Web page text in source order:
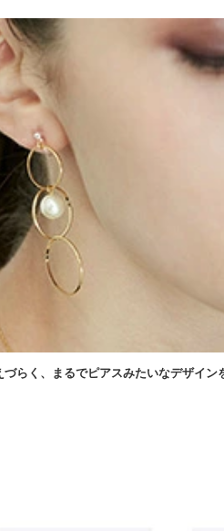
らく、まるでピアスみたいなデザイ